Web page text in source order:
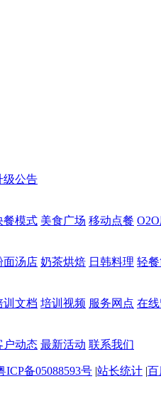
级公告
餐模式 美食广场 移动点餐
面汤店 奶茶烘焙 日韩料理 轻
训文档 培训视频 服务网点 在
户动态 最新活动 联系我们
ICP备05088593号 |站长统计 |百